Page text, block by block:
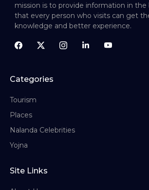
mission is to provide information in the
that every person who visits can get
knowledge and better experience.
Categories
Tourism
Places
Nalanda Celebrities
Yojna
Site Links